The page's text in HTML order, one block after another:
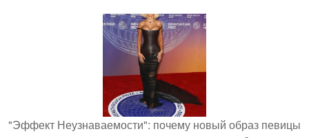
"Эффект Неузнаваемости": почему новый образ певицы